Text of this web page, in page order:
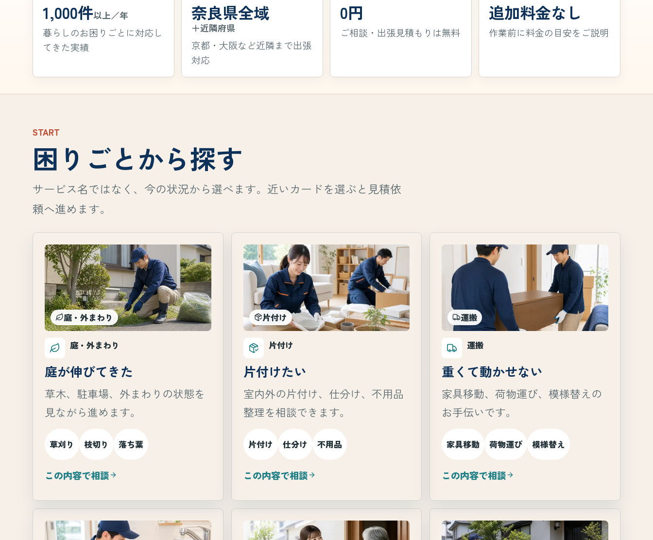
1,000件以上／年
暮らしのお困りごとに対応し
てきた実績
奈良県全域
＋近隣府県
京都・大阪など近隣まで出張
対応
0円
ご相談・出張見積もりは無料
追加料金なし
作業前に料金の目安をご説明
START
困りごとから探す
サービス名ではなく、今の状況から選べます。近いカードを選ぶと見積依
頼へ進めます。
庭・外まわり
庭・外まわり
庭が伸びてきた
草木、駐車場、外まわりの状態を
見ながら進めます。
草刈り 枝切り 落ち葉
この内容で相談
片付け
片付け
片付けたい
室内外の片付け、仕分け、不用品
整理を相談できます。
片付け 仕分け 不用品
この内容で相談
運搬
運搬
重くて動かせない
家具移動、荷物運び、模様替えの
お手伝いです。
家具移動 荷物運び 模様替え
この内容で相談